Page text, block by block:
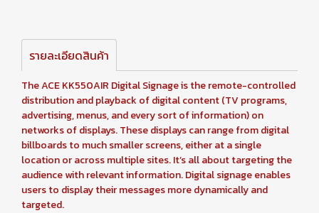
รายละเอียดสินค้า
The ACE KK550AIR Digital Signage is the remote-controlled
distribution and playback of digital content (TV programs,
advertising, menus, and every sort of information) on
networks of displays. These displays can range from digital
billboards to much smaller screens, either at a single
location or across multiple sites. It’s all about targeting the
audience with relevant information. Digital signage enables
users to display their messages more dynamically and
targeted.